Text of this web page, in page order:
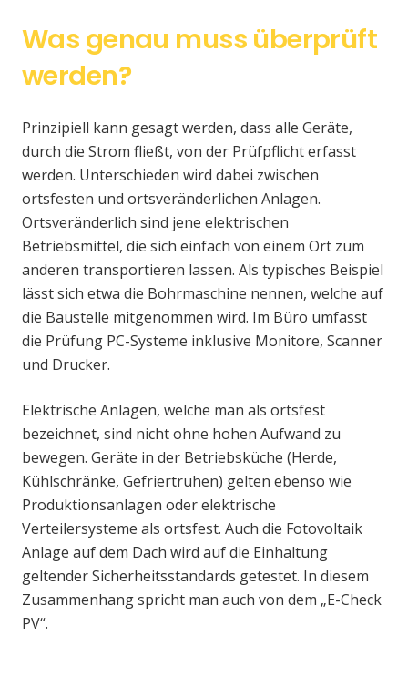
Was genau muss überprüft
werden?
Prinzipiell kann gesagt werden, dass alle Geräte,
durch die Strom fließt, von der Prüfpflicht erfasst
werden. Unterschieden wird dabei zwischen
ortsfesten und ortsveränderlichen Anlagen.
Ortsveränderlich sind jene elektrischen
Betriebsmittel, die sich einfach von einem Ort zum
anderen transportieren lassen. Als typisches Beispiel
lässt sich etwa die Bohrmaschine nennen, welche auf
die Baustelle mitgenommen wird. Im Büro umfasst
die Prüfung PC-Systeme inklusive Monitore, Scanner
und Drucker.
Elektrische Anlagen, welche man als ortsfest
bezeichnet, sind nicht ohne hohen Aufwand zu
bewegen. Geräte in der Betriebsküche (Herde,
Kühlschränke, Gefriertruhen) gelten ebenso wie
Produktionsanlagen oder elektrische
Verteilersysteme als ortsfest. Auch die Fotovoltaik
Anlage auf dem Dach wird auf die Einhaltung
geltender Sicherheitsstandards getestet. In diesem
Zusammenhang spricht man auch von dem „E-Check
PV“.